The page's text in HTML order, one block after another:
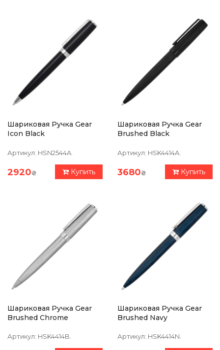
Шариковая Ручка Gear
Icon Black
Артикул: HSN2544A.
2920₴ Купить
Шариковая Ручка Gear
Brushed Black
Артикул: HSK4414A.
3680₴ Купить
Шариковая Ручка Gear
Brushed Chrome
Артикул: HSK4414B.
Шариковая Ручка Gear
Brushed Navy
Артикул: HSK4414N.